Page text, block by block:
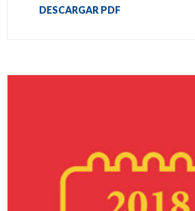
DESCARGAR PDF